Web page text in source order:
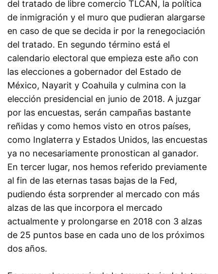
del tratado de libre comercio TLCAN, la política
de inmigración y el muro que pudieran alargarse
en caso de que se decida ir por la renegociación
del tratado. En segundo término está el
calendario electoral que empieza este año con
las elecciones a gobernador del Estado de
México, Nayarit y Coahuila y culmina con la
elección presidencial en junio de 2018. A juzgar
por las encuestas, serán campañas bastante
reñidas y como hemos visto en otros países,
como Inglaterra y Estados Unidos, las encuestas
ya no necesariamente pronostican al ganador.
En tercer lugar, nos hemos referido previamente
al fin de las eternas tasas bajas de la Fed,
pudiendo ésta sorprender al mercado con más
alzas de las que incorpora el mercado
actualmente y prolongarse en 2018 con 3 alzas
de 25 puntos base en cada uno de los próximos
dos años.